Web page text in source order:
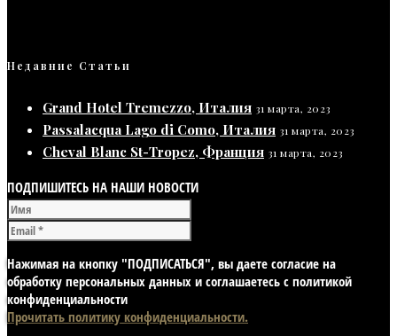
Недавние Статьи
Grand Hotel Tremezzo, Италия 31 марта, 2023
Passalacqua Lago di Como, Италия 31 марта, 2023
Cheval Blanc St-Tropez, Франция 31 марта, 2023
ПОДПИШИТЕСЬ НА НАШИ НОВОСТИ
Нажимая на кнопку "ПОДПИСАТЬСЯ", вы даете согласие на
обработку персональных данных и соглашаетесь с политикой
конфиденциальности
Прочитать политику конфиденциальности.